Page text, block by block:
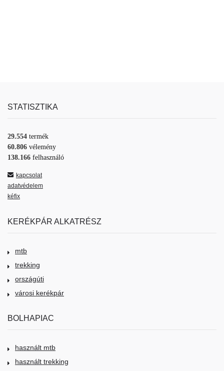
STATISZTIKA
29.554 termék
60.806 vélemény
138.166 felhasználó
kapcsolat
adatvédelem
kéfix
KERÉKPÁR ALKATRÉSZ
mtb
trekking
országúti
városi kerékpár
BOLHAPIAC
használt mtb
használt trekking